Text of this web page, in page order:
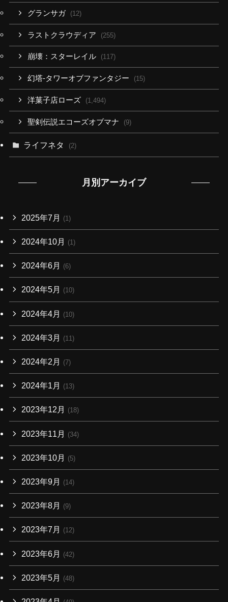
グランサガ (12)
ラストクラウディア (255)
崩壊：スターレイル (117)
幻塔-タワーオブファンタジー (15)
洋菓子店ローズ (1,494)
聖剣伝説エコーズオブマナ (9)
ライフネタ (2)
月別アーカイブ
2025年7月 (1)
2024年10月 (1)
2024年6月 (6)
2024年5月 (10)
2024年4月 (10)
2024年3月 (11)
2024年2月 (7)
2024年1月 (13)
2023年12月 (18)
2023年11月 (34)
2023年10月 (5)
2023年9月 (14)
2023年8月 (9)
2023年7月 (12)
2023年6月 (42)
2023年5月 (48)